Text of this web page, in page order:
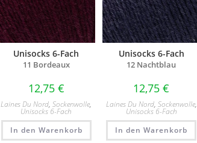
Unisocks 6-Fach
11 Bordeaux​
12,75 €
Laines Du Nord,Sockenwolle,
Unisocks 6-Fach
In den Warenkorb
Unisocks 6-Fach
12 Nachtblau​
12,75€
Laines Du Nord, Sockenwolle,
Unisocks 6-Fach
In den Warenkorb